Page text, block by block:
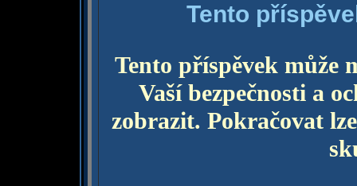
Tento
Tento příspěvek může
Vaší bezpečnosti a
zobrazit. Pokračovat